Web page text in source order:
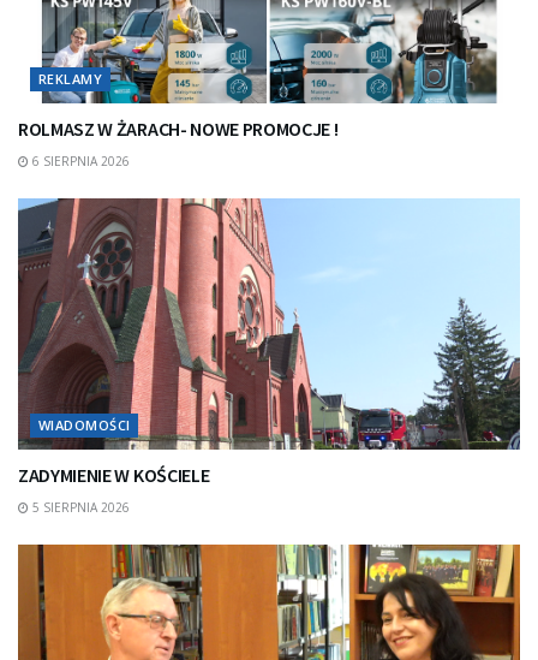
REKLAMY
ROLMASZ W ŻARACH- NOWE PROMOCJE !
6 SIERPNIA 2026
WIADOMOŚCI
ZADYMIENIE W KOŚCIELE
5 SIERPNIA 2026